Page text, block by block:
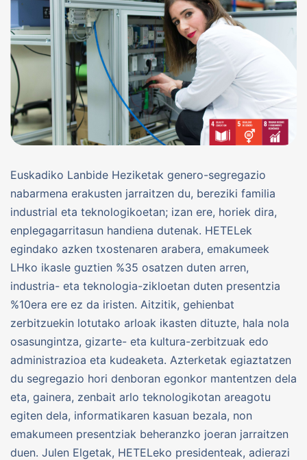
Euskadiko Lanbide Heziketak genero-segregazio
nabarmena erakusten jarraitzen du, bereziki familia
industrial eta teknologikoetan; izan ere, horiek dira,
enplegagarritasun handiena dutenak. HETELek
egindako azken txostenaren arabera, emakumeek
LHko ikasle guztien %35 osatzen duten arren,
industria- eta teknologia-zikloetan duten presentzia
%10era ere ez da iristen. Aitzitik, gehienbat
zerbitzuekin lotutako arloak ikasten dituzte, hala nola
osasungintza, gizarte- eta kultura-zerbitzuak edo
administrazioa eta kudeaketa. Azterketak egiaztatzen
du segregazio hori denboran egonkor mantentzen dela
eta, gainera, zenbait arlo teknologikotan areagotu
egiten dela, informatikaren kasuan bezala, non
emakumeen presentziak beheranzko joeran jarraitzen
duen. Julen Elgetak, HETELeko presidenteak, adierazi